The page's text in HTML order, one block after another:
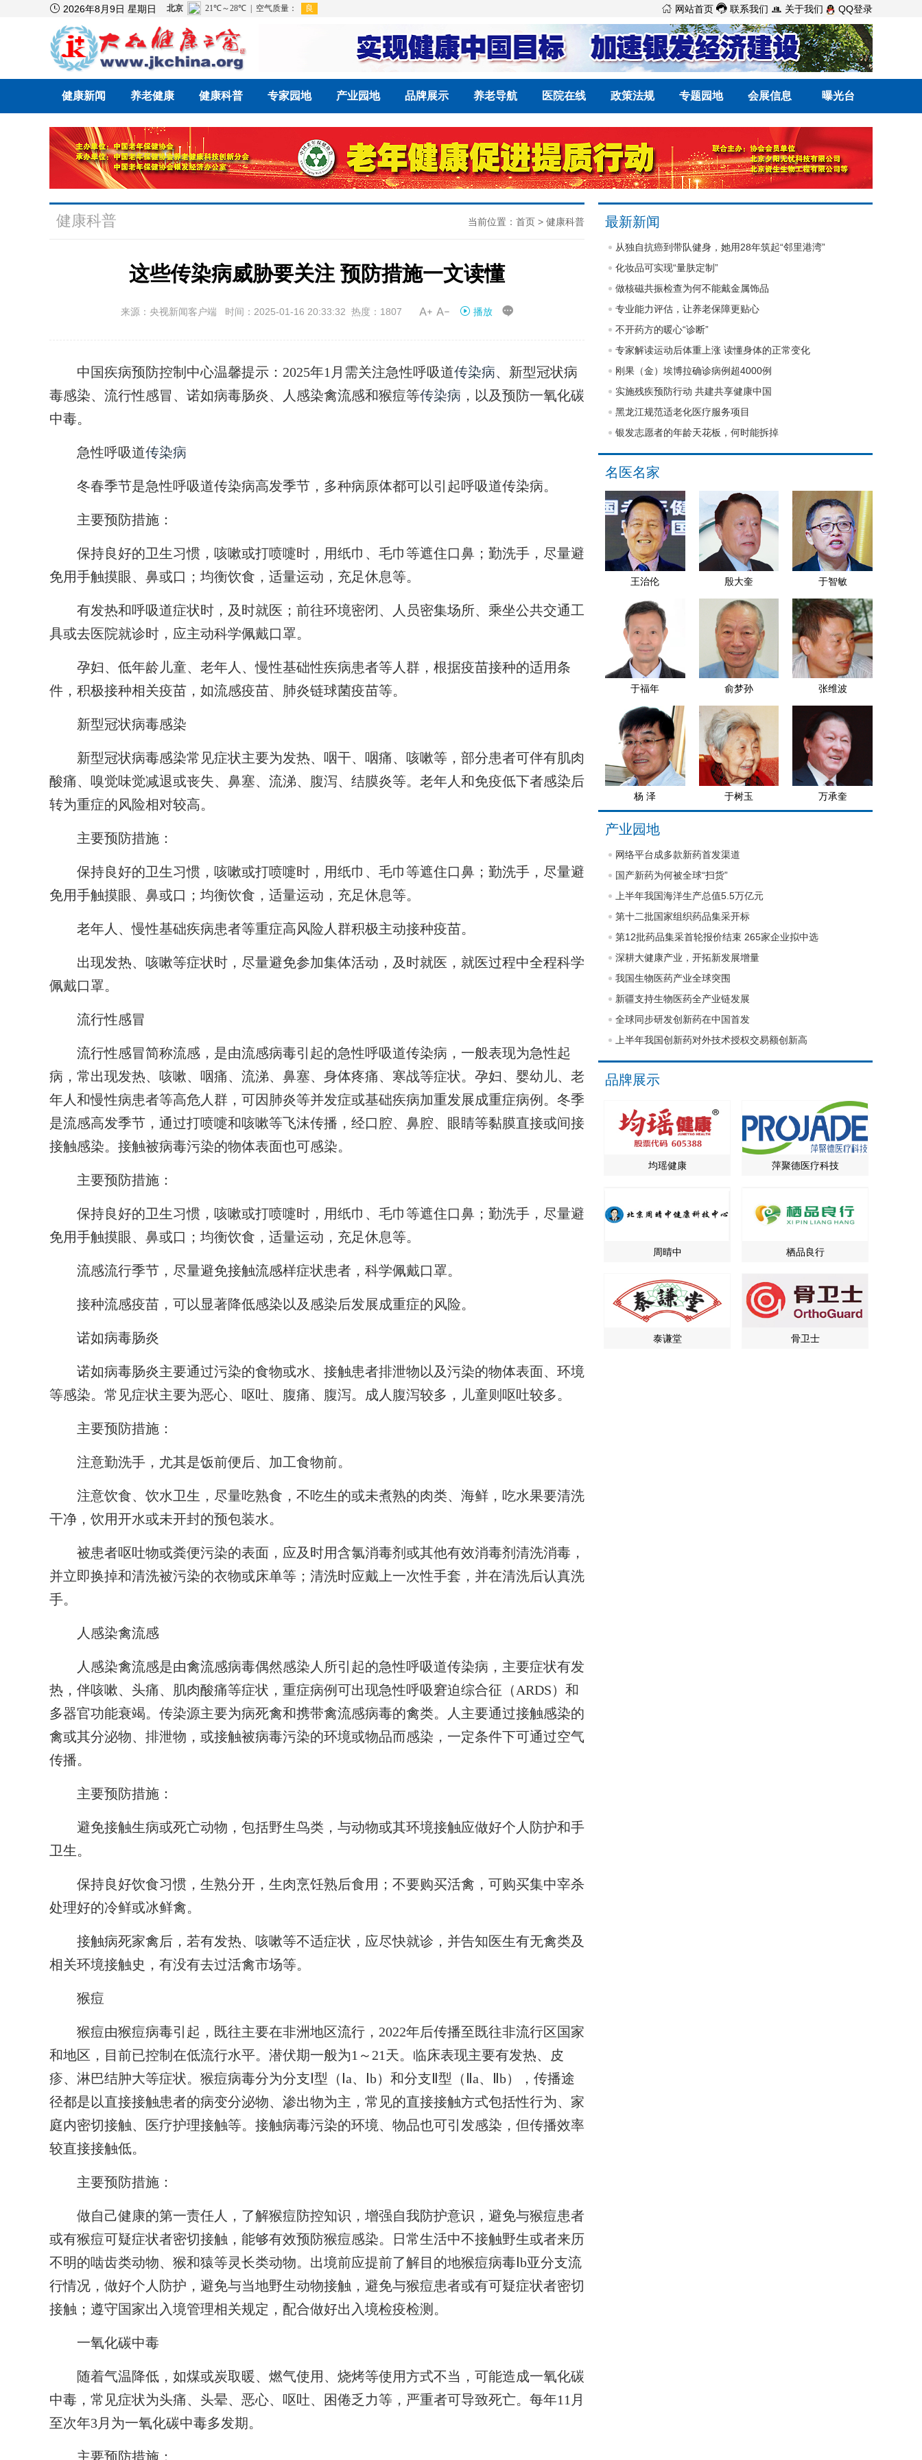
 2026年8月9日 星期日  网站首页  联系我们  关于我们 QQ登录
健康新闻 养老健康 健康科普 专家园地 产业园地 品牌展示 养老导航 医院在线 政策法规 专题园地 会展信息 曝光台
健康科普 当前位置： 首页 > 健康科普
这些传染病威胁要关注 预防措施一文读懂
来源：央视新闻客户端 时间：2025-01-16 20:33:32 热度：1807  播放 
中国疾病预防控制中心温馨提示：2025年1月需关注急性呼吸道传染病、新型冠状病
毒感染、流行性感冒、诺如病毒肠炎、人感染禽流感和猴痘等传染病 ，以及预防一氧化碳
中毒。
急性呼吸道传染病
冬春季节是急性呼吸道传染病高发季节，多种病原体都可以引起呼吸道传染病。
主要预防措施：
保持良好的卫生习惯，咳嗽或打喷嚏时，用纸巾、毛巾等遮住口鼻；勤洗手，尽量避
免用手触摸眼、鼻或口；均衡饮食，适量运动，充足休息等。
有发热和呼吸道症状时，及时就医；前往环境密闭、人员密集场所、乘坐公共交通工
具或去医院就诊时，应主动科学佩戴口罩。
孕妇、低年龄儿童、老年人、慢性基础性疾病患者等人群，根据疫苗接种的适用条
件，积极接种相关疫苗，如流感疫苗、肺炎链球菌疫苗等。
新型冠状病毒感染
新型冠状病毒感染常见症状主要为发热、咽干、咽痛、咳嗽等，部分患者可伴有肌肉
酸痛、嗅觉味觉减退或丧失、鼻塞、流涕、腹泻、结膜炎等。老年人和免疫低下者感染后
转为重症的风险相对较高。
主要预防措施：
保持良好的卫生习惯，咳嗽或打喷嚏时，用纸巾、毛巾等遮住口鼻；勤洗手，尽量避
免用手触摸眼、鼻或口；均衡饮食，适量运动，充足休息等。
老年人、慢性基础疾病患者等重症高风险人群积极主动接种疫苗。
出现发热、咳嗽等症状时，尽量避免参加集体活动，及时就医，就医过程中全程科学
佩戴口罩。
流行性感冒
流行性感冒简称流感，是由流感病毒引起的急性呼吸道传染病，一般表现为急性起
病，常出现发热、咳嗽、咽痛、流涕、鼻塞、身体疼痛、寒战等症状。孕妇、婴幼儿、老
年人和慢性病患者等高危人群，可因肺炎等并发症或基础疾病加重发展成重症病例。冬季
是流感高发季节，通过打喷嚏和咳嗽等飞沫传播，经口腔、鼻腔、眼睛等黏膜直接或间接
接触感染。接触被病毒污染的物体表面也可感染。
主要预防措施：
保持良好的卫生习惯，咳嗽或打喷嚏时，用纸巾、毛巾等遮住口鼻；勤洗手，尽量避
免用手触摸眼、鼻或口；均衡饮食，适量运动，充足休息等。
流感流行季节，尽量避免接触流感样症状患者，科学佩戴口罩。
接种流感疫苗，可以显著降低感染以及感染后发展成重症的风险。
诺如病毒肠炎
诺如病毒肠炎主要通过污染的食物或水、接触患者排泄物以及污染的物体表面、环境
等感染。常见症状主要为恶心、呕吐、腹痛、腹泻。成人腹泻较多，儿童则呕吐较多。
主要预防措施：
注意勤洗手，尤其是饭前便后、加工食物前。
注意饮食、饮水卫生，尽量吃熟食，不吃生的或未煮熟的肉类、海鲜，吃水果要清洗
干净，饮用开水或未开封的预包装水。
被患者呕吐物或粪便污染的表面，应及时用含氯消毒剂或其他有效消毒剂清洗消毒，
并立即换掉和清洗被污染的衣物或床单等；清洗时应戴上一次性手套，并在清洗后认真洗
手。
人感染禽流感
人感染禽流感是由禽流感病毒偶然感染人所引起的急性呼吸道传染病，主要症状有发
热，伴咳嗽、头痛、肌肉酸痛等症状，重症病例可出现急性呼吸窘迫综合征（ARDS）和
多器官功能衰竭。传染源主要为病死禽和携带禽流感病毒的禽类。人主要通过接触感染的
禽或其分泌物、排泄物，或接触被病毒污染的环境或物品而感染，一定条件下可通过空气
传播。
主要预防措施：
避免接触生病或死亡动物，包括野生鸟类，与动物或其环境接触应做好个人防护和手
卫生。
保持良好饮食习惯，生熟分开，生肉烹饪熟后食用；不要购买活禽，可购买集中宰杀
处理好的冷鲜或冰鲜禽。
接触病死家禽后，若有发热、咳嗽等不适症状，应尽快就诊，并告知医生有无禽类及
相关环境接触史，有没有去过活禽市场等。
猴痘
猴痘由猴痘病毒引起，既往主要在非洲地区流行，2022年后传播至既往非流行区国家
和地区，目前已控制在低流行水平。潜伏期一般为1～21天。临床表现主要有发热、皮
疹、淋巴结肿大等症状。猴痘病毒分为分支Ⅰ型（Ⅰa、Ⅰb）和分支Ⅱ型（Ⅱa、Ⅱb），传播途
径都是以直接接触患者的病变分泌物、渗出物为主，常见的直接接触方式包括性行为、家
庭内密切接触、医疗护理接触等。接触病毒污染的环境、物品也可引发感染，但传播效率
较直接接触低。
主要预防措施：
做自己健康的第一责任人，了解猴痘防控知识，增强自我防护意识，避免与猴痘患者
或有猴痘可疑症状者密切接触，能够有效预防猴痘感染。日常生活中不接触野生或者来历
不明的啮齿类动物、猴和猿等灵长类动物。出境前应提前了解目的地猴痘病毒Ⅰb亚分支流
行情况，做好个人防护，避免与当地野生动物接触，避免与猴痘患者或有可疑症状者密切
接触；遵守国家出入境管理相关规定，配合做好出入境检疫检测。
一氧化碳中毒
随着气温降低，如煤或炭取暖、燃气使用、烧烤等使用方式不当，可能造成一氧化碳
中毒，常见症状为头痛、头晕、恶心、呕吐、困倦乏力等，严重者可导致死亡。每年11月
至次年3月为一氧化碳中毒多发期。
主要预防措施：
最新新闻
从独自抗癌到带队健身，她用28年筑起“邻里港湾”
化妆品可实现“量肤定制”
做核磁共振检查为何不能戴金属饰品
专业能力评估，让养老保障更贴心
不开药方的暖心“诊断”
专家解读运动后体重上涨 读懂身体的正常变化
刚果（金）埃博拉确诊病例超4000例
实施残疾预防行动 共建共享健康中国
黑龙江规范适老化医疗服务项目
银发志愿者的年龄天花板，何时能拆掉
名医名家
王治伦 殷大奎 于智敏
于福年 俞梦孙 张维波
杨 泽 于树玉 万承奎
产业园地
网络平台成多款新药首发渠道
国产新药为何被全球“扫货”
上半年我国海洋生产总值5.5万亿元
第十二批国家组织药品集采开标
第12批药品集采首轮报价结束 265家企业拟中选
深耕大健康产业，开拓新发展增量
我国生物医药产业全球突围
新疆支持生物医药全产业链发展
全球同步研发创新药在中国首发
上半年我国创新药对外技术授权交易额创新高
品牌展示
均瑶健康 萍聚德医疗科技
周晴中 栖品良行
泰谦堂 骨卫士